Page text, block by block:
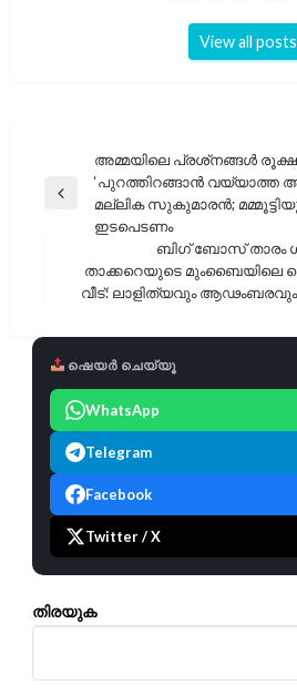
View all posts
പോസ്റ്റുകളിലൂടെ
Previous
അമ്മയിലെ പ്രശ്‌നങ്ങൾ
‘പുറത്തിറങ്ങാൻ വയ്യാത്ത
മല്ലിക സുകുമാരൻ;
ഇടപെടണം
Next
Post
ബിഗ് ബോസ് താരം
താക്കറെയുടെ മുംബൈയിലെ
വീട്: ലാളിത്യവും ആഢംബരവും
ഷെയർ ചെയ്യൂ
WhatsApp
Telegram
Facebook
Twitter / X
തിരയുക